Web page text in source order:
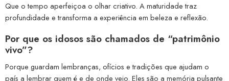
Que o tempo aperfeiçoa o olhar criativo. A maturidade traz
profundidade e transforma a experiência em beleza e reflexão.
Por que os idosos são chamados de “patrimônio
vivo”?
Porque guardam lembranças, ofícios e tradições que ajudam o
país a lembrar quem é e de onde veio. Eles são a memória pulsante